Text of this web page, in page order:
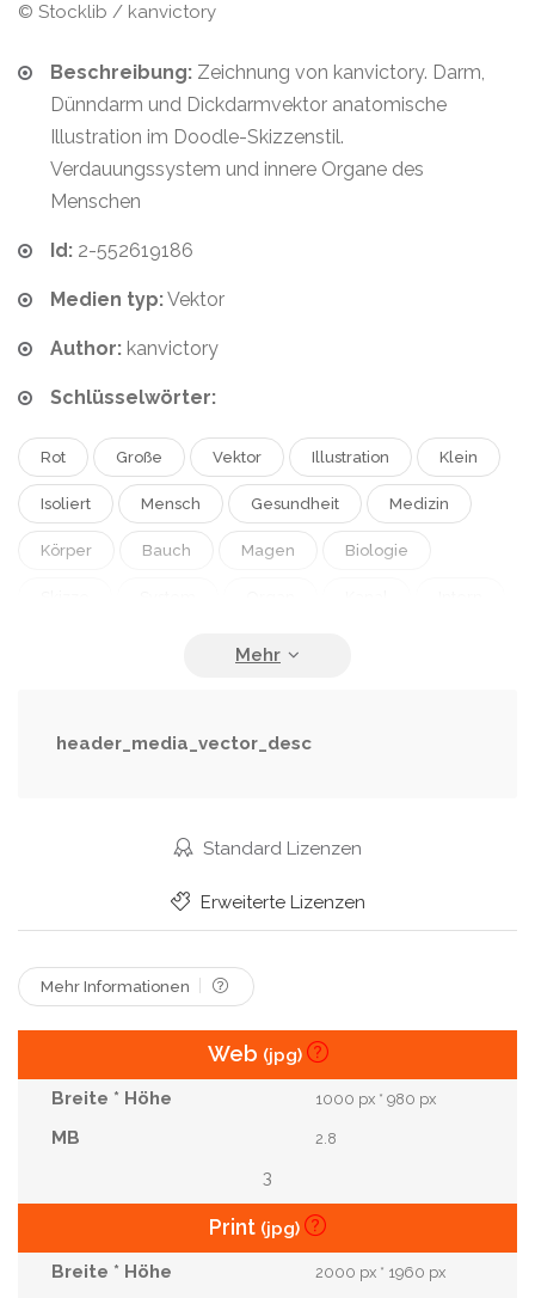
© Stocklib / kanvictory
Beschreibung: Zeichnung von kanvictory. Darm,
Dünndarm und Dickdarmvektor anatomische
Illustration im Doodle-Skizzenstil.
Verdauungssystem und innere Organe des
Menschen
Id: 2-552619186
Medien typ:Vektor
Author: kanvictory
Schlüsselwörter:
Rot Große Vektor Illustration Klein
Isoliert Mensch Gesundheit Medizin
Körper Bauch Magen Biologie
Darm Dickdarm Gastrointestinale
header_media_vector_desc
Standard Lizenzen
Erweiterte Lizenzen
Mehr Informationen
Web (jpg)
1000 px * 980 px
2.8
3
Print (jpg)
2000 px * 1960 px